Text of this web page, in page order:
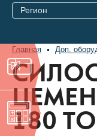
Регион
Главная Доп.
180